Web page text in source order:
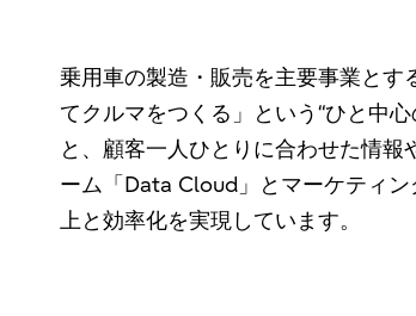
乗用車の製造・販売を主要事業と
てクルマをつくる」という“ひと中
と、顧客一人ひとりに合わせた情
ーム「Data Cloud」とマーケティ
上と効率化を実現しています。